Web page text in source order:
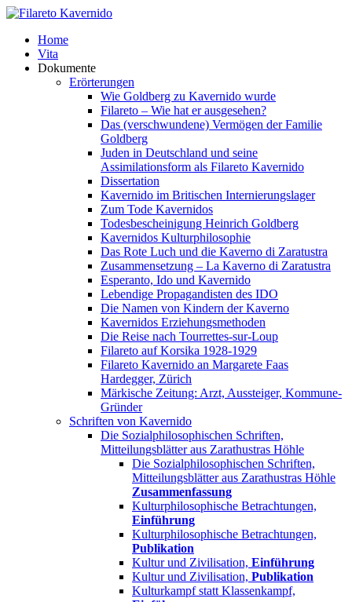
Home
Vita
Dokumente
Erörterungen
Wie Goldberg zu Kavernido wurde
Filareto – Wie hat er ausgesehen?
Das (verschwundene) Vermögen der Familie
Goldberg
Juden in Deutschland und seine
Assimilationsform als Filareto Kavernido
Dissertation
Kavernido im Britischen Internierungslager
Zum Tode Kavernidos
Todesbescheinigung Heinrich Goldberg
Kavernidos Kulturphilosophie
Das Rote Luch und die Kaverno di Zaratustra
Zusammensetzung – La Kaverno di Zaratustra
Esperanto, Ido und Kavernido
Lebendige Propagandisten des IDO
Die Namen von Kindern der Kaverno
Kavernidos Erziehungsmethoden
Die Reise nach Tourrettes-sur-Loup
Filareto auf Korsika 1928-1929
Filareto Kavernido an Margarete Faas
Hardegger, Zürich
Märkische Zeitung: Arzt, Aussteiger, Kommune-
Gründer
Schriften von Kavernido
Die Sozialphilosophischen Schriften,
Mitteilungsblätter aus Zarathustras Höhle
Die Sozialphilosophischen Schriften,
Mitteilungsblätter aus Zarathustras Höhle
Zusammenfassung
Kulturphilosophische Betrachtungen,
Einführung
Kulturphilosophische Betrachtungen,
Publikation
Kultur und Zivilisation, Einführung
Kultur und Zivilisation, Publikation
Kulturkampf statt Klassenkampf,